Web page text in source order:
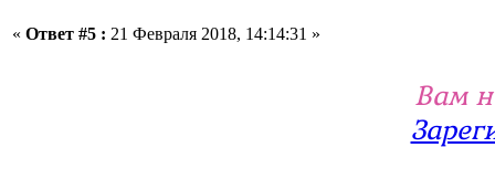
« Ответ #5 : 21 Февраля 2018, 14:14:31 »
Вам